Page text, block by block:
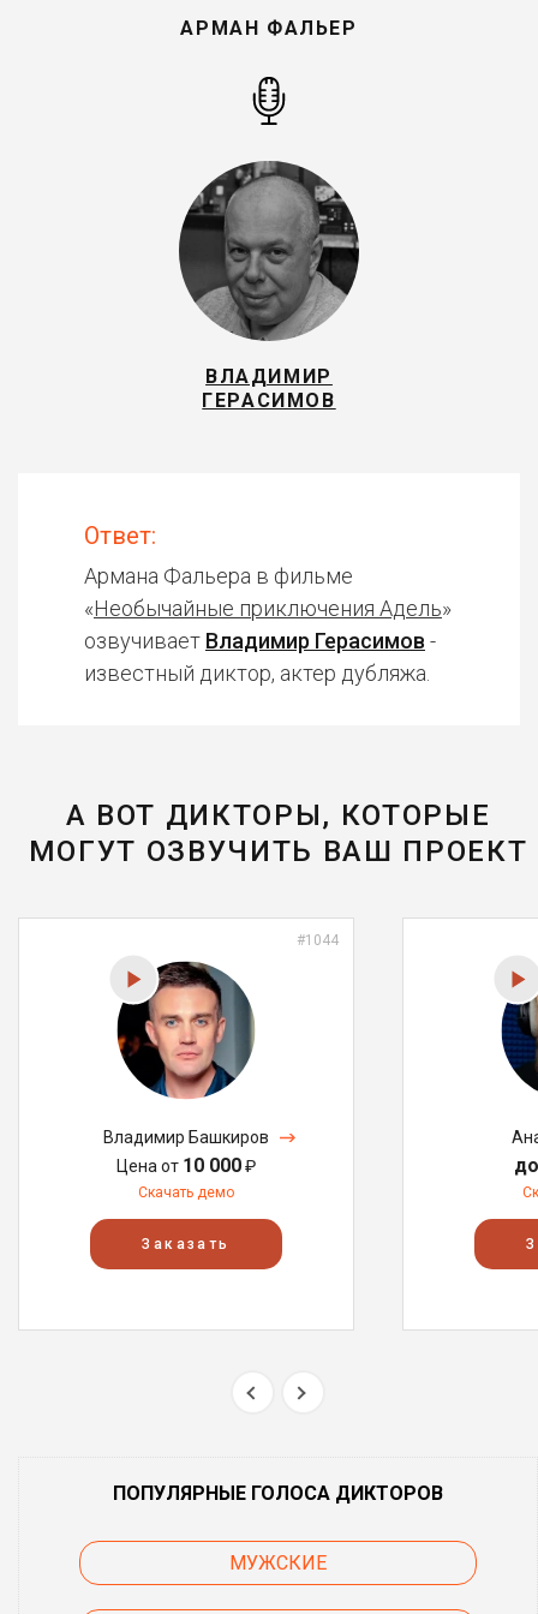
АРМАН ФАЛЬЕР
ВЛАДИМИР
ГЕРАСИМОВ
Ответ:
Армана Фальера в фильме
«Необычайные приключения Адель»
озвучивает Владимир Герасимов -
известный диктор, актер дубляжа.
А ВОТ ДИКТОРЫ, КОТОРЫЕ
МОГУТ ОЗВУЧИТЬ ВАШ ПРОЕКТ
#1044
Владимир Башкиров
Цена от 10 000₽
Скачать демо
Заказать
ПОПУЛЯРНЫЕ ГОЛОСА ДИКТОРОВ
МУЖСКИЕ